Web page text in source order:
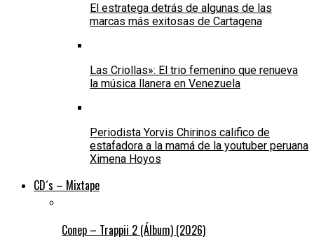
El estratega detrás de algunas de las
marcas más exitosas de Cartagena
Las Criollas»: El trio femenino que renueva
la música llanera en Venezuela
Periodista Yorvis Chirinos califico de
estafadora a la mamá de la youtuber peruana
Ximena Hoyos
CD´s – Mixtape
Conep – Trappii 2 (Álbum) (2026)